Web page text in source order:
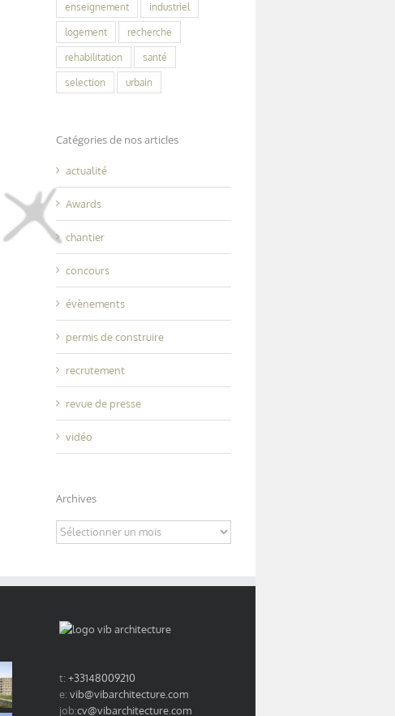
enseignement industriel
logement recherche
rehabilitation santé
selection urbain
Catégories de nos articles
actualité
Awards
chantier
concours
évènements
permis de construire
recrutement
revue de presse
vidéo
Archives
Archives
t: +33148009210
e: vib@vibarchitecture.com
job:cv@vibarchitecture.com